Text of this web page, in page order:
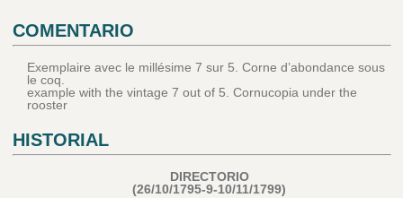
COMENTARIO
Exemplaire avec le millésime 7 sur 5. Corne d’abondance sous
le coq.
example with the vintage 7 out of 5. Cornucopia under the
rooster
HISTORIAL
DIRECTORIO
(26/10/1795-9-10/11/1799)